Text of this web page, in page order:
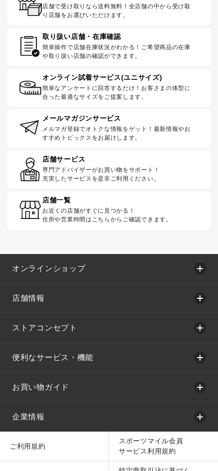
店舗で受け取りなら送料無料！全店舗の中から受け取
り店舗をお選びいただけます。
取り扱い店舗・在庫確認
簡単操作で店舗在庫状況がわかる！ご希望商品の在庫
や取り扱い店舗の確認ができます。
オンライン試着サービス(ユニサイズ)
簡単なアンケートに回答するだけ！お客さまの体型に
合った最適なサイズをご提案します。
メールマガジンサービス
メルマガ登録でオトクな情報をゲット！最新情報やお
すすめトピックスをお届けします。
店舗サービス
専門アドバイザーがお買い物をサポート！
充実したサービスを是非ご利用ください。
店舗一覧
お近くの店舗がすぐに見つかる！
住所や営業時間はこちらからご確認できます。
オンラインショップ
店舗情報
ストアコンセプト
便利なサービス・機能
お買い物ガイド
企業情報
ご利用規約
スポーツマイル会員
サービス利用規約